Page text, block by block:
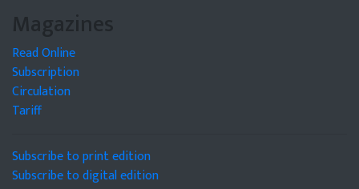
Magazines
Read Online
Subscription
Circulation
Tariff
Subscribe to print edition
Subscribe to digital edition